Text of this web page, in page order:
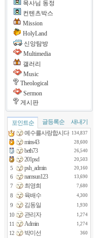
목사님 동정
컨텐츠박스
Mission
HolyLand
신앙탐방
Multimedia
갤러리
Music
Theological
Sermon
게시판
포인트순 글등록순
새내기
예수를사랑합시다 134,837
mins43 28,600
beth73 26,540
201psd 20,503
5 psh_admin 20,160
6 namsun123 13,690
7 최영희 7,680
8 육배수 4,300
9 김동일 1,930
10 관리자 1,274
11 Admin 1,274
12 박미선 360